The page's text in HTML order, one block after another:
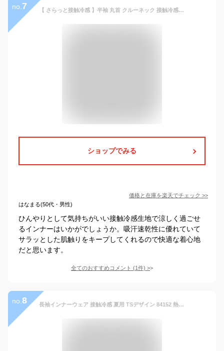
no. 7 【 さらっと接触冷感 】半袖 丸首 クルーネック 接触冷感 RENU メンズ クール インナー 下着 肌着 夏 シャツ 吸水速乾 平松工業 Hiramarche ヒラマルシェ （m-5081）
ショップでみる
価格と在庫を楽天でチェック >>
はなまる(50代・男性)
ひんやりとして気持ちがいい接触冷感生地で涼しく過ごせ
るインナーはいかがでしょうか。吸汗速乾性に優れていて
サラッとした肌触りをキープしてくれるので快適な着心地
だと思います。
全てのおすすめコメント (1件) >
no. 8 長袖インナーウェア 接触冷感 夏用 TSデザイン 84152 熱中症対策 ひんやり 涼しい 消臭 スポーツ コンプレッション アンダーシャツ 肌着 作業着 作業服 吸汗速乾 消臭機能 UVカット 反射 藤和【メール便送料無料】